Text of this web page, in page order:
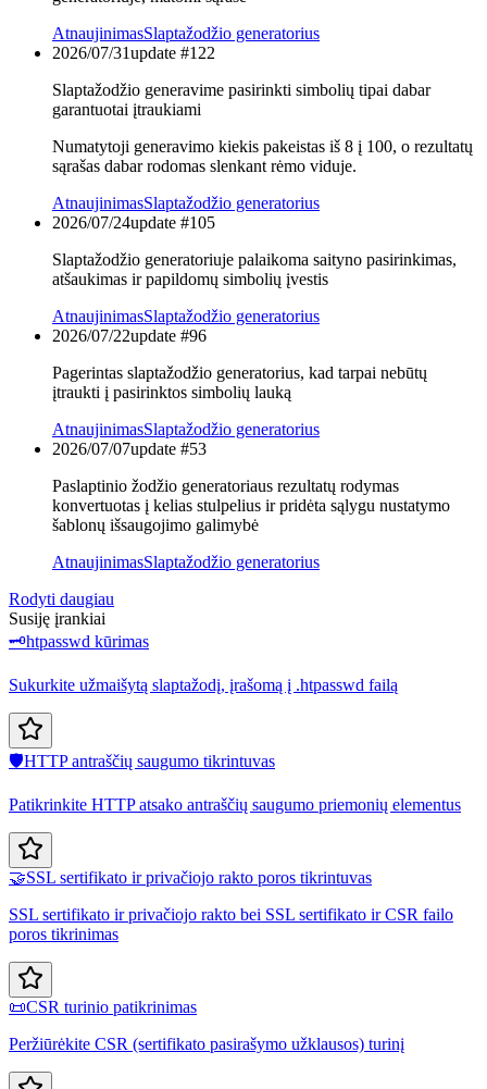
AtnaujinimasSlaptažodžio generatorius
2026/07/31update #122
Slaptažodžio generavime pasirinkti simbolių tipai dabar
garantuotai įtraukiami
Numatytoji generavimo kiekis pakeistas iš 8 į 100, o rezultatų
sąrašas dabar rodomas slenkant rėmo viduje.
AtnaujinimasSlaptažodžio generatorius
2026/07/24update #105
Slaptažodžio generatoriuje palaikoma saityno pasirinkimas,
atšaukimas ir papildomų simbolių įvestis
AtnaujinimasSlaptažodžio generatorius
2026/07/22update #96
Pagerintas slaptažodžio generatorius, kad tarpai nebūtų
įtraukti į pasirinktos simbolių lauką
AtnaujinimasSlaptažodžio generatorius
2026/07/07update #53
Paslaptinio žodžio generatoriaus rezultatų rodymas
konvertuotas į kelias stulpelius ir pridėta sąlygu nustatymo
šablonų išsaugojimo galimybė
AtnaujinimasSlaptažodžio generatorius
Rodyti daugiau
Susiję įrankiai
🗝️htpasswd kūrimas
Sukurkite užmaišytą slaptažodį, įrašomą į .htpasswd failą
🛡️HTTP antraščių saugumo tikrintuvas
Patikrinkite HTTP atsako antraščių saugumo priemonių elementus
🤝SSL sertifikato ir privačiojo rakto poros tikrintuvas
SSL sertifikato ir privačiojo rakto bei SSL sertifikato ir CSR failo
poros tikrinimas
📜CSR turinio patikrinimas
Peržiūrėkite CSR (sertifikato pasirašymo užklausos) turinį